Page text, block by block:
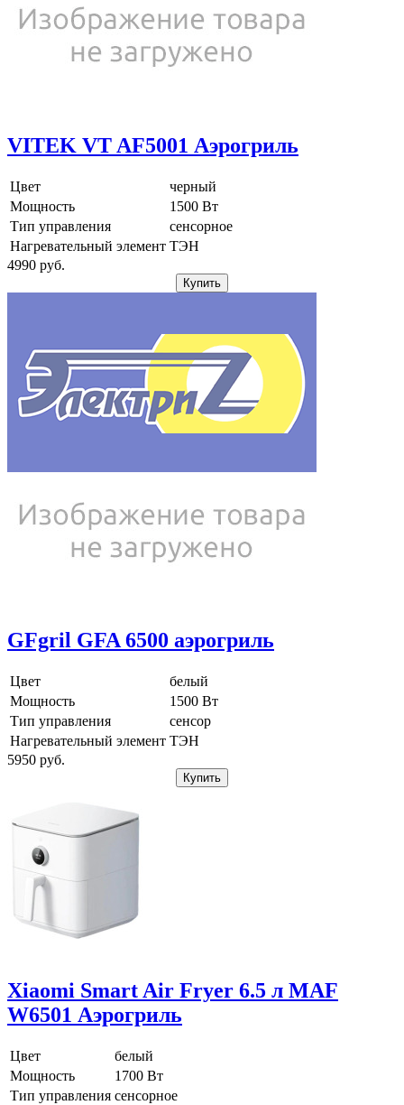
VITEK VT AF5001 Аэрогриль
Цвет
черный
Мощность
1500 Вт
Тип управления
сенсорное
Нагревательный элемент ТЭН
4990 pуб.
Купить
GFgril GFA 6500 аэрогриль
Цвет
белый
Мощность
1500 Вт
Тип управления
сенсор
Нагревательный элемент ТЭН
5950 pуб.
Купить
Xiaomi Smart Air Fryer 6.5 л MAF
W6501 Аэрогриль
Цвет
белый
Мощность
1700 Вт
Тип управления сенсорное